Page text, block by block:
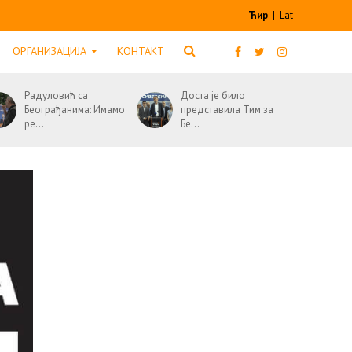
Ћир | Lat
ОРГАНИЗАЦИЈА КОНТАКТ
Радуловић са
Београђанима: Имамо
ре...
Доста је било
представила Тим за
Бе...